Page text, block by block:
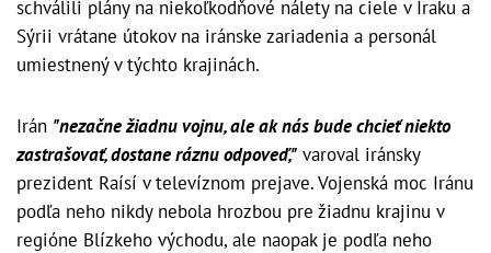
schválili plány na niekoľkodňové nálety na ciele v Iraku a
Sýrii vrátane útokov na iránske zariadenia a personál
umiestnený v týchto krajinách.
Irán "nezačne žiadnu vojnu, ale ak nás bude chcieť niekto
zastrašovať, dostane ráznu odpoveď," varoval iránsky
prezident Raísí v televíznom prejave. Vojenská moc Iránu
podľa neho nikdy nebola hrozbou pre žiadnu krajinu v
regióne Blízkeho východu, ale naopak je podľa neho